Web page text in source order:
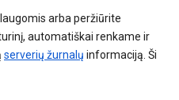
arba peržiūrite
automatiškai renkame ir
serverių žurnalų informaciją. Ši